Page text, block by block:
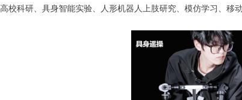
高校科研、具身智能实验、人形机器人上肢研究、模仿学习、移